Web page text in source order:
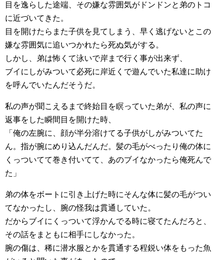
目を逸らした途端、その嫌な雰囲気がドンドンと弟のトコ
に近づいてきた。
目を開けたらまた子供を見てしまう、早く逃げないとこの
嫌な雰囲気に追いつかれたら死ぬ気がする。
しかし、弟は怖くて泳いで岸まで行く事が出来ず、
ブイにしがみついて必死に岸近くで遊んでいた私達に助け
を呼んでいたんだそうだ。
私の声が聞こえるまで終始目を瞑っていた弟が、私の声に
返事をした瞬間目を開けた時、
「俺の左腕に、顔が半分溶けてる子供がしがみついてた
ん。指が腕にめり込んだんだ。髪の毛がべったり俺の体に
くっついてて巻き付いてて、あのブイなかったら俺死んで
た」
弟の体をボートに引き上げた時にそんな体に髪の毛がつい
てなかったし、腕の怪我は貫通していた。
だからブイにくっついて浮かんでる時に寝てたんだろと、
その話をまともに相手にしなかった。
腕の傷は、稀に潜水服とかを貫通する程鋭い体をもった魚